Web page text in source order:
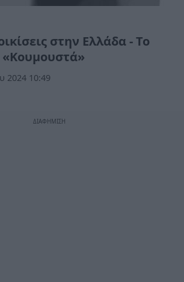
στην Ελλάδα - Το
2024 10:49